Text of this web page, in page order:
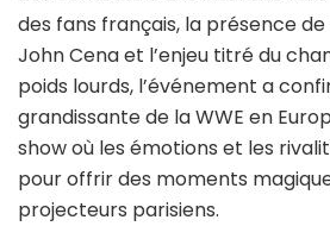
des fans français, la présence
John Cena et l’enjeu titré du
poids lourds, l’événement a
grandissante de la WWE en
show où les émotions et les
pour offrir des moments
projecteurs parisiens.